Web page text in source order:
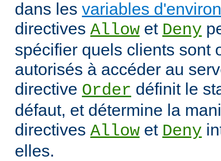
dans les variables
directives Allow et Deny
spécifier quels clients sont
autorisés à accéder au
directive Order définit le
défaut, et détermine la
directives Allow et Deny
elles.